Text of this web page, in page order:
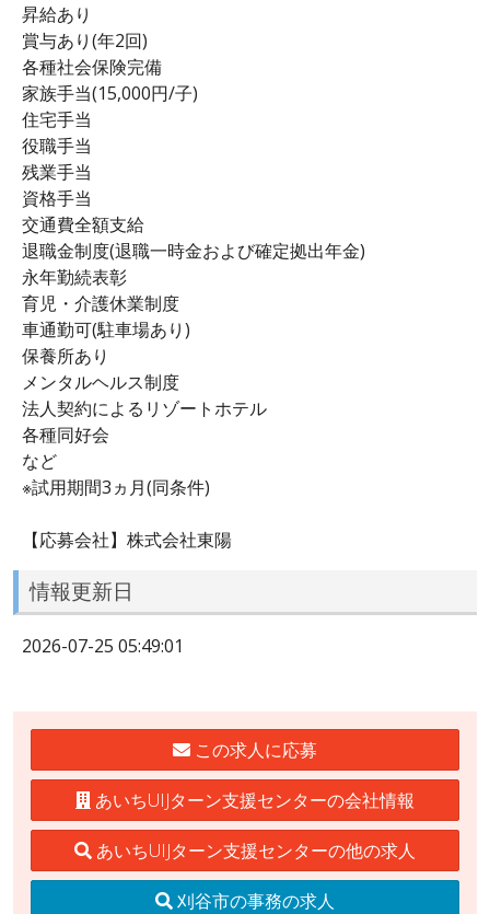
昇給あり
賞与あり(年2回)
各種社会保険完備
家族手当(15,000円/子)
住宅手当
役職手当
残業手当
資格手当
交通費全額支給
退職金制度(退職一時金および確定拠出年金)
永年勤続表彰
育児・介護休業制度
車通勤可(駐車場あり)
保養所あり
メンタルヘルス制度
法人契約によるリゾートホテル
各種同好会
など
※試用期間3ヵ月(同条件)
【応募会社】株式会社東陽
情報更新日
2026-07-25 05:49:01
この求人に応募
あいちUIJターン支援センターの会社情報
あいちUIJターン支援センターの他の求人
刈谷市の事務の求人